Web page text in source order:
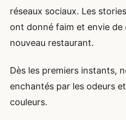
réseaux sociaux. Les
ont donné faim et envie de
nouveau restaurant.
Dès les premiers instants,
enchantés par les odeurs
couleurs.